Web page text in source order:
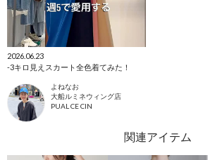
2026.06.23
-3キロ見えスカート全色着てみた！
よねなお
大船ルミネウィング店
PUAL CE CIN